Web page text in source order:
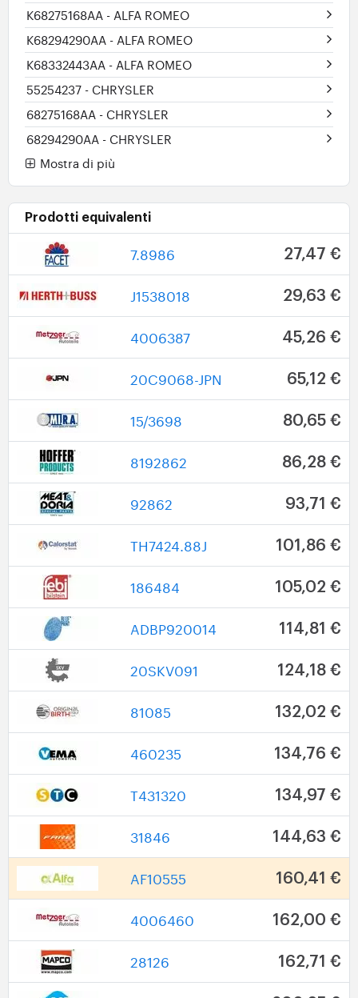
K68275168AA - ALFA ROMEO
K68294290AA - ALFA ROMEO
K68332443AA - ALFA ROMEO
55254237 - CHRYSLER
68275168AA - CHRYSLER
68294290AA - CHRYSLER
Mostra di più
Prodotti equivalenti
7.8986 27,47 €
J1538018 29,63 €
4006387 45,26 €
20C9068-JPN 65,12 €
15/3698 80,65 €
8192862 86,28 €
92862 93,71 €
TH7424.88J 101,86 €
186484 105,02 €
ADBP920014 114,81 €
20SKV091 124,18 €
81085 132,02 €
460235 134,76 €
T431320 134,97 €
31846 144,63 €
AF10555 160,41 €
4006460 162,00 €
28126 162,71 €